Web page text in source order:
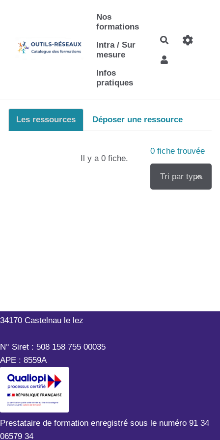
Aller au contenu principal
Nos
formations
Intra / Sur
mesure
Infos
pratiques
Rechercher
Les ressources Déposer une ressource
0 fiche trouvée
Tri par type
Il y a 0 fiche.
34170 Castelnau le lez
N° Siret : 508 158 755 00035
APE : 8559A
Prestataire de formation enregistré sous le numéro 91 34
06579 34